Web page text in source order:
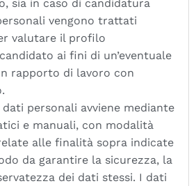
sia in caso di candidatura
vengono trattati
valutare il profilo
ai fini di un’eventuale
rapporto di lavoro con
personali avviene mediante
e manuali, con modalità
alle finalità sopra indicate
da garantire la sicurezza, la
dei dati stessi. I dati